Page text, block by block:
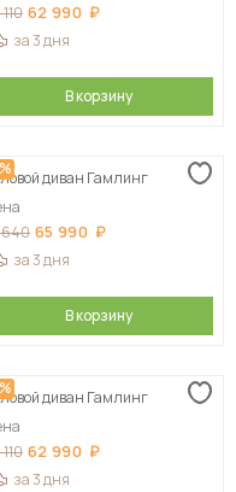
62 990
за 3 дня
В корзину
диван Гамлинг
640 65 990
за 3 дня
В корзину
диван Гамлинг
62 990
за 3 дня